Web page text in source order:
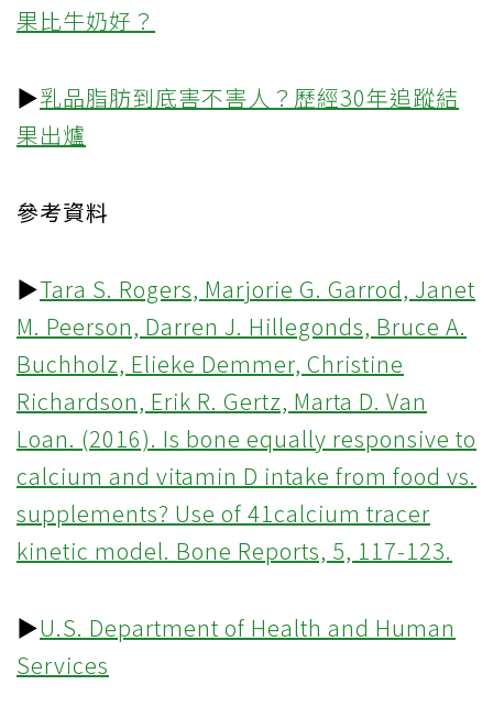
果比牛奶好？
▶乳品脂肪到底害不害人？歷經30年追蹤結
果出爐
參考資料
▶Tara S. Rogers, Marjorie G. Garrod, Janet
M. Peerson, Darren J. Hillegonds, Bruce A.
Buchholz, Elieke Demmer, Christine
Richardson, Erik R. Gertz, Marta D. Van
Loan. (2016). Is bone equally responsive to
calcium and vitamin D intake from food vs.
supplements? Use of 41calcium tracer
kinetic model. Bone Reports, 5, 117-123.
▶U.S. Department of Health and Human
Services